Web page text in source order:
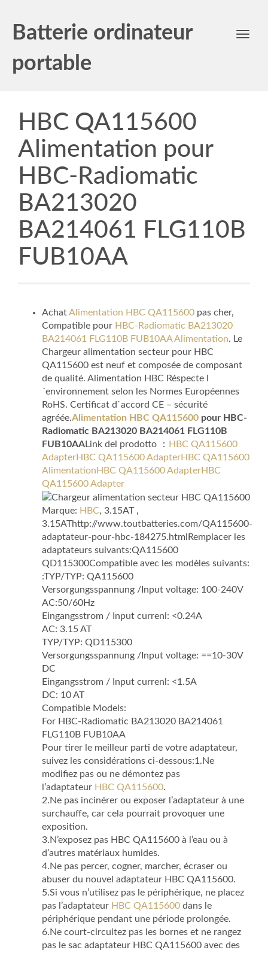
Batterie ordinateur
portable
Toggle
HBC QA115600
Alimentation pour
HBC-Radiomatic
BA213020
BA214061 FLG110B
FUB10AA
AchatAlimentation HBC QA115600 pas cher,
Compatible pour HBC-Radiomatic BA213020
BA214061 FLG110B FUB10AA Alimentation. Le
Chargeur alimentation secteur pour HBC
QA115600 est neuf et composée de composant
de qualité. Alimentation HBC Réspecte l
´environnement selon les Normes Européennes
RoHS. Certificat d`accord CE – sécurité
agréée.Alimentation HBC QA115600 pour HBC-
Radiomatic BA213020 BA214061 FLG110B
FUB10AALink del prodotto ：
HBC QA115600
AdapterHBC QA115600 AdapterHBC QA115600
Alimentation HBC QA115600 AdapterHBC
QA115600 Adapter
Marque: HBC, 3.15AT ,
3.15AThttp://www.toutbatteries.com/QA115600-
adaptateur-pour-hbc-184275.htmlRemplacer les
adaptateurs suivants:QA115600
QD115300Compatible avec les modèles suivants:
:TYP/TYP: QA115600
Versorgungsspannung /Input voltage: 100-240V
AC:50/60Hz
Eingangsstrom / Input currenl: <0.24A
AC: 3.15 AT
TYP/TYP: QD115300
Versorgungsspannung /Input voltage: ==10-30V
DC
Eingangsstrom / Input currenl: <1.5A
DC: 10 AT
Compatible Models:
For HBC-Radiomatic BA213020 BA214061
FLG110B FUB10AA
Pour tirer le meilleur parti de votre adaptateur,
suivez les considérations ci-dessous:1.Ne
modifiez pas ou ne démontez pas
l’adaptateur HBC QA115600.
2.Ne pas incinérer ou exposer l’adaptateur à une
surchauffe, car cela pourrait provoquer une
exposition.
3.N’exposez pas HBC QA115600 à l’eau ou à
d’autres matériaux humides.
4.Ne pas percer, cogner, marcher, écraser ou
abuser du nouvel adaptateur HBC QA115600.
5.Si vous n’utilisez pas le périphérique, ne placez
pas l’adaptateur HBC QA115600 dans le
périphérique pendant une période prolongée.
6.Ne court-circuitez pas les bornes et ne rangez
pas le sac adaptateur HBC QA115600 avec des